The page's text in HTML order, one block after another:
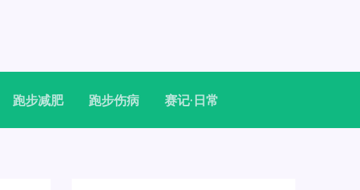
跑步减肥 跑步伤病 赛记·日常